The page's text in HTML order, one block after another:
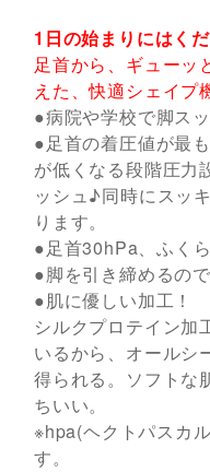
1日の始まりにはく
足首から、ギューッ
えた、快適シェイプ
●病院や学校で脚ス
●足首の着圧値が最
が低くなる段階圧力
ッシュ♪同時にスッ
ります。
●足首30hPa、ふく
●脚を引き締めるの
●肌に優しい加工！
シルクプロテイン加
いるから、オールシ
得られる。ソフトな
ちいい。
※hpa(ヘクトパスカ
す。